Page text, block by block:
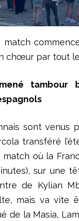
chœur par tout
tambour
sont venus
transféré
où la
sur une
de Kylian
mais va vite
de la Masia,